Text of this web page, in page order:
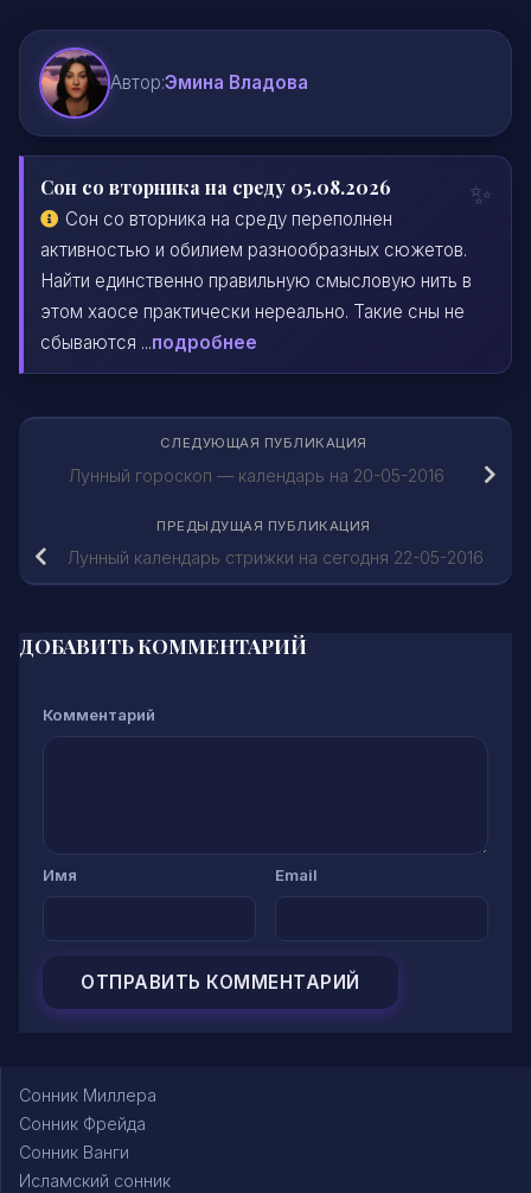
Автор:Эмина Владова
Сон со вторника на среду 05.08.2026
Сон со вторника на среду переполнен
активностью и обилием разнообразных сюжетов.
Найти единственно правильную смысловую нить в
этом хаосе практически нереально. Такие сны не
сбываются ...подробнее
СЛЕДУЮЩАЯ ПУБЛИКАЦИЯ
Лунный гороскоп — календарь на 20-05-2016
ПРЕДЫДУЩАЯ ПУБЛИКАЦИЯ
Лунный календарь стрижки на сегодня 22-05-2016
ДОБАВИТЬ КОММЕНТАРИЙ
Комментарий
Имя Email
Сонник Миллера
Сонник Фрейда
Сонник Ванги
Исламский сонник